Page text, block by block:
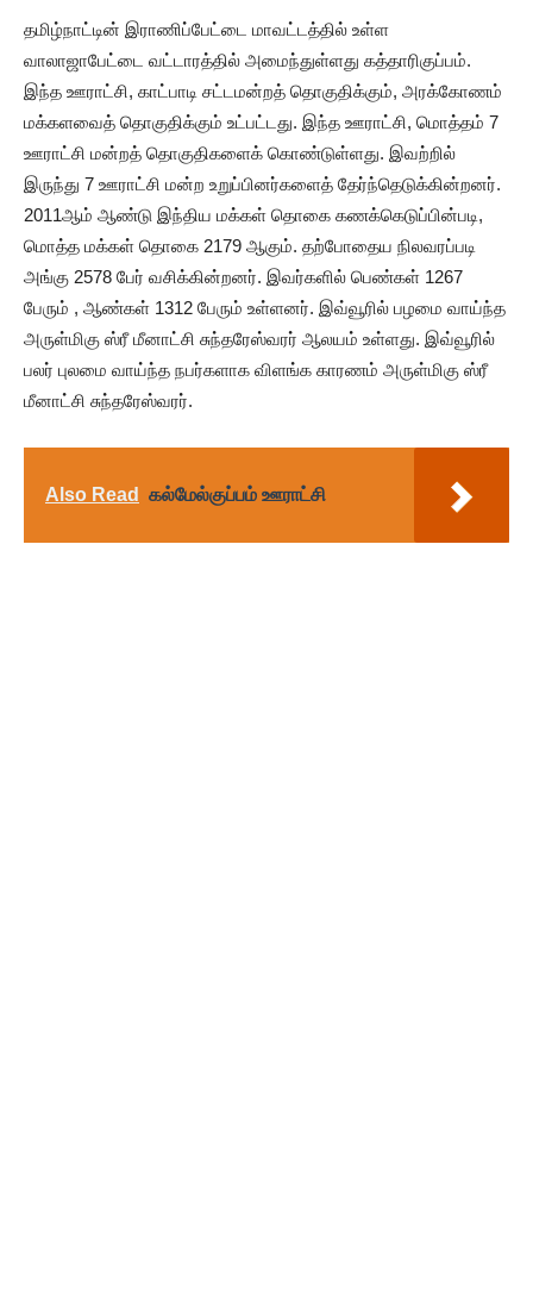
தமிழ்நாட்டின் இராணிப்பேட்டை மாவட்டத்தில் உள்ள
வாலாஜாபேட்டை வட்டாரத்தில் அமைந்துள்ளது கத்தாரிகுப்பம்.
இந்த ஊராட்சி, காட்பாடி சட்டமன்றத் தொகுதிக்கும், அரக்கோணம்
மக்களவைத் தொகுதிக்கும் உட்பட்டது. இந்த ஊராட்சி, மொத்தம் 7
ஊராட்சி மன்றத் தொகுதிகளைக் கொண்டுள்ளது. இவற்றில்
இருந்து 7 ஊராட்சி மன்ற உறுப்பினர்களைத் தேர்ந்தெடுக்கின்றனர்.
2011ஆம் ஆண்டு இந்திய மக்கள் தொகை கணக்கெடுப்பின்படி,
மொத்த மக்கள் தொகை 2179 ஆகும். தற்போதைய நிலவரப்படி
அங்கு 2578 பேர் வசிக்கின்றனர். இவர்களில் பெண்கள் 1267
பேரும் , ஆண்கள் 1312 பேரும் உள்ளனர். இவ்வூரில் பழமை வாய்ந்த
அருள்மிகு ஸ்ரீ மீனாட்சி சுந்தரேஸ்வரர் ஆலயம் உள்ளது. இவ்வூரில்
பலர் புலமை வாய்ந்த நபர்களாக விளங்க காரணம் அருள்மிகு ஸ்ரீ
மீனாட்சி சுந்தரேஸ்வரர்.
Also Read கல்மேல்குப்பம் ஊராட்சி